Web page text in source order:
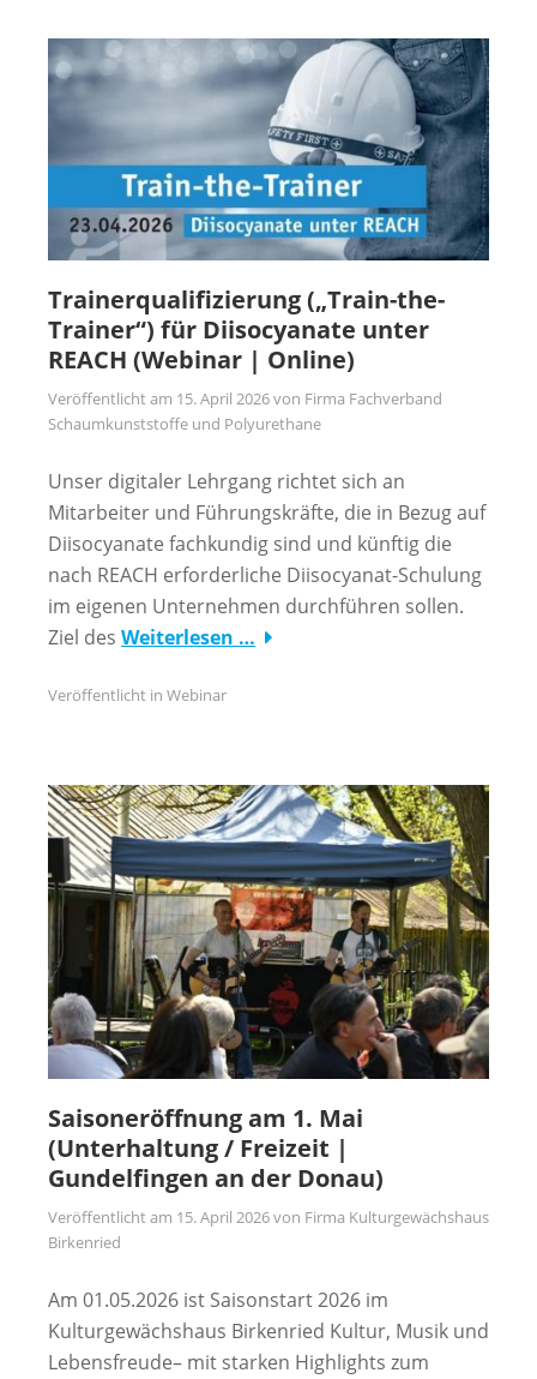
Trainerqualifizierung („Train-the-
Trainer“) für Diisocyanate unter
REACH (Webinar | Online)
Veröffentlicht am 15. April 2026von Firma Fachverband
Schaumkunststoffe und Polyurethane
Unser digitaler Lehrgang richtet sich an
Mitarbeiter und Führungskräfte, die in Bezug auf
Diisocyanate fachkundig sind und künftig die
nach REACH erforderliche Diisocyanat-Schulung
im eigenen Unternehmen durchführen sollen.
Ziel des Weiterlesen …
Veröffentlicht in Webinar
Saisoneröffnung am 1. Mai
(Unterhaltung / Freizeit |
Gundelfingen an der Donau)
Veröffentlicht am 15. April 2026von Firma Kulturgewächshaus
Birkenried
Am 01.05.2026 ist Saisonstart 2026 im
Kulturgewächshaus Birkenried Kultur, Musik und
Lebensfreude– mit starken Highlights zum